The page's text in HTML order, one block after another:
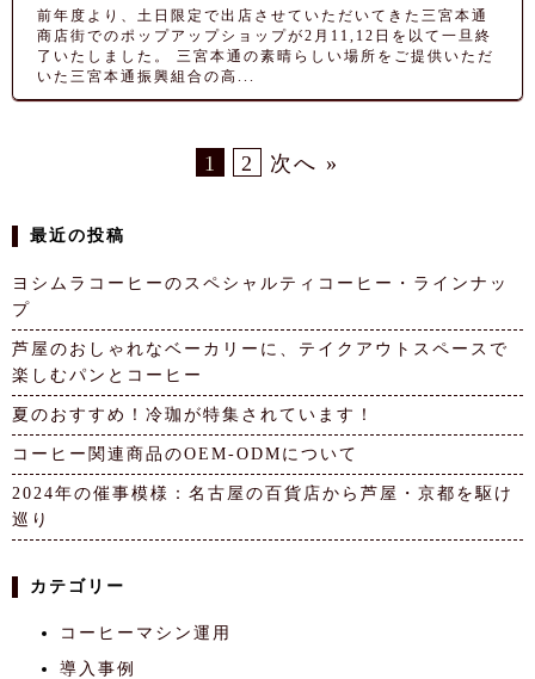
前年度より、土日限定で出店させていただいてきた三宮本通
商店街でのポップアップショップが2月11,12日を以て一旦終
了いたしました。 三宮本通の素晴らしい場所をご提供いただ
いた三宮本通振興組合の高...
1 2 次へ »
最近の投稿
ヨシムラコーヒーのスペシャルティコーヒー・ラインナッ
プ
芦屋のおしゃれなベーカリーに、テイクアウトスペースで
楽しむパンとコーヒー
夏のおすすめ！冷珈が特集されています！
コーヒー関連商品のOEM-ODMについて
2024年の催事模様：名古屋の百貨店から芦屋・京都を駆け
巡り
カテゴリー
コーヒーマシン運用
導入事例